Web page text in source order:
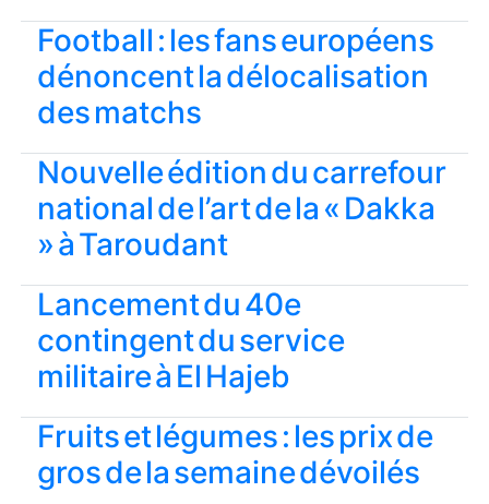
Football : les fans européens
dénoncent la délocalisation
des matchs
Nouvelle édition du carrefour
national de l’art de la « Dakka
» à Taroudant
Lancement du 40e
contingent du service
militaire à El Hajeb
Fruits et légumes : les prix de
gros de la semaine dévoilés